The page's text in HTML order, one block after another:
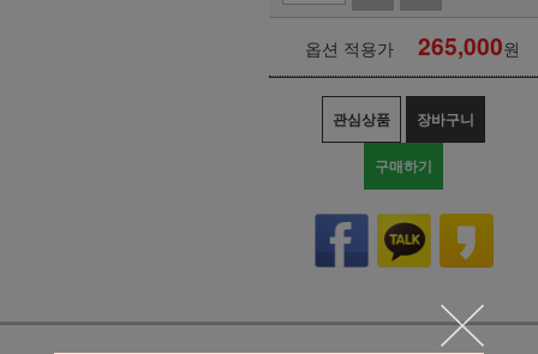
옵션 적용가 265,000원
관심상품 장바구니
구매하기